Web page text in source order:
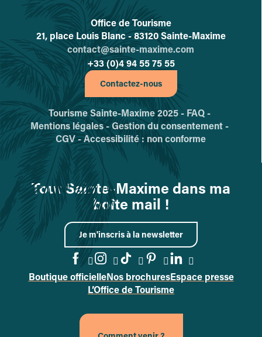
L'office de tourisme de Sainte-
Office de Tourisme
21, place Louis Blanc - 83120 Sainte-Maxime
contact@sainte-maxime.com
+33 (0)4 94 55 75 55
Contactez-nous
Tourisme Sainte-Maxime 2025 - FAQ -
Mentions légales -Gestion du consentement -
CGV -Accessibilité : non conforme
Tout Sainte-Maxime dans ma
boîte mail !
Je m'inscris à la newsletter
Accéder à la page Facebook
Accéder à la page
Accéder à la page
Accéder à la
Accéder à la
Boutique officielleNos brochuresEspace presse
L’Office de Tourisme